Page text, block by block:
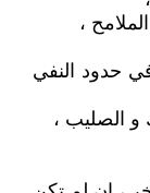
،
حدود النفي
و الصليب ،